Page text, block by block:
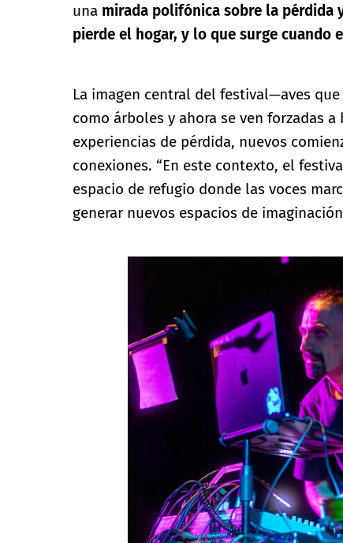
una mirada polifónica sobre la pérdida
pierde el hogar, y lo que surge cuando
La imagen central del festival—aves
como árboles y ahora se ven forzadas
experiencias de pérdida, nuevos
conexiones. “En este contexto, el
espacio de refugio donde las voces
generar nuevos espacios de